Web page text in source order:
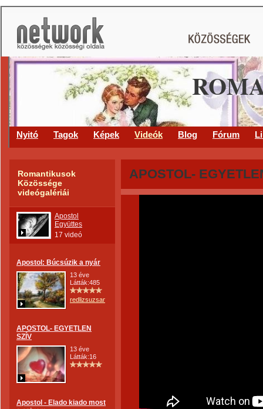
Nyitó Tagok Képek Videók Blog Fórum
Romantikusok
Közössége
videógalériái
Apostol
Együttes
17 videó
Apostol: Búcsúzik a nyár
13 éve
Látták:485
redlizsuzsanna
APOSTOL- EGYETLEN
SZÍV
13 éve
Látták:16
Apostol - Elado kiado most
APOSTOL-